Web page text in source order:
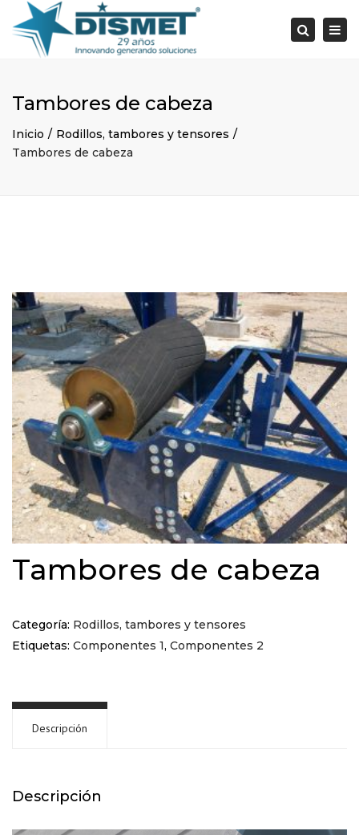
Search
Tambores de cabeza
Inicio
Rodillos, tambores y tensores
Tambores de cabeza
Tambores de cabeza
Categoría: Rodillos, tambores y tensores
Etiquetas: Componentes 1, Componentes 2
Descripción
Descripción